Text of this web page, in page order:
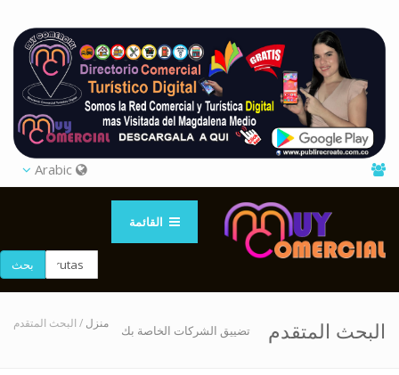
القائمة
بحث
البحث المتقدم تضييق الشركات الخاصة بك منزل / البحث المتقدم